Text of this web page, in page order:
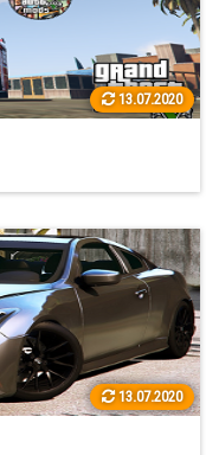
13.07.2020
13.07.2020